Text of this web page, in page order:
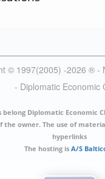
© 1997(2005) -2026 ® -
- Diplomatic Economic
Diplomatic Economic
the owner. The use of
hyperlinks
The hosting is A/S